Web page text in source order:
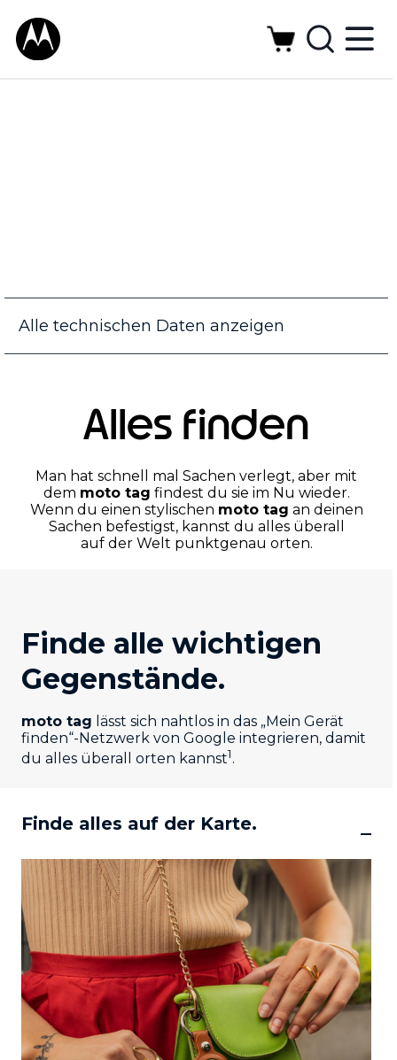
Alle technischen Daten anzeigen
Alles finden
Man hat schnell mal Sachen verlegt, aber mit
dem moto tag findest du sie im Nu wieder.
Wenn du einen stylischen moto tag an deinen
Sachen befestigst, kannst du alles überall
auf der Welt punktgenau orten.
Finde alle wichtigen
Gegenstände.
moto tag lässt sich nahtlos in das „Mein Gerät
finden“-Netzwerk von Google integrieren, damit
du alles überall orten kannst1.
Finde alles auf der Karte.